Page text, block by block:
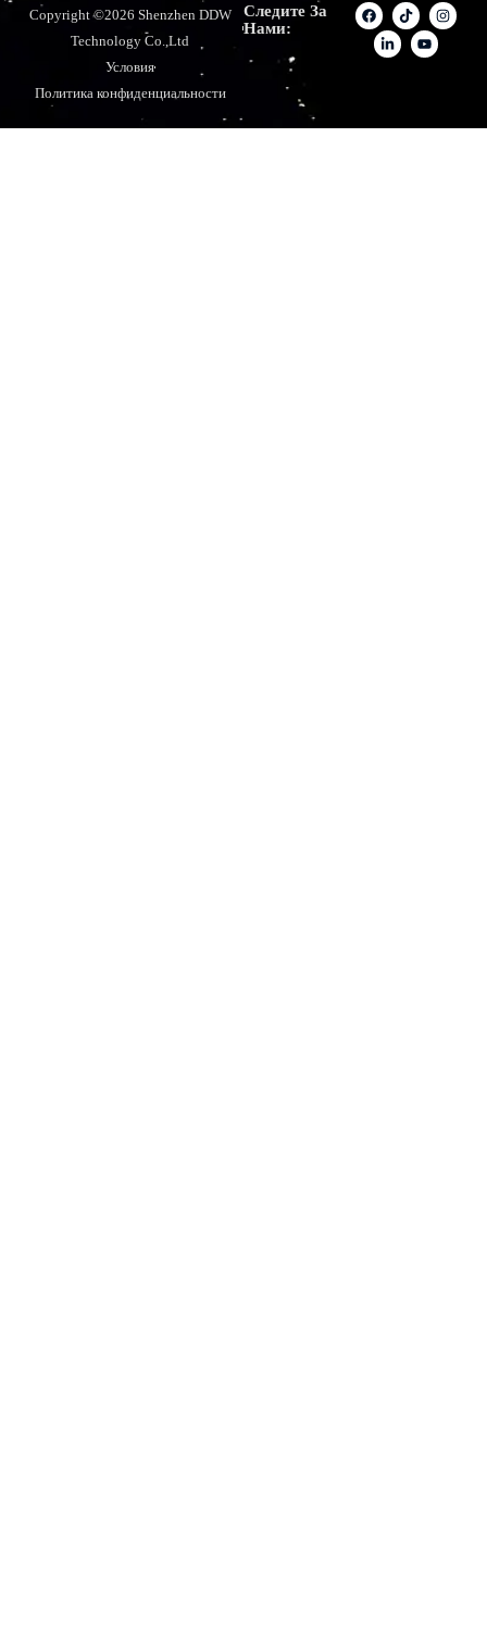
Copyright ©2026 Shenzhen DDW
Technology Co.,Ltd
Условия
Политика конфиденциальности
Следите За
Нами: